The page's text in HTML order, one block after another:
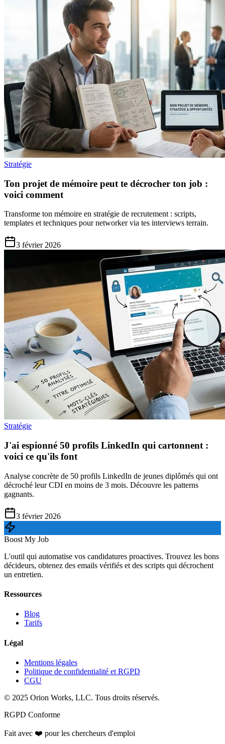
Stratégie
Ton projet de mémoire peut te décrocher ton job :
voici comment
Transforme ton mémoire en stratégie de recrutement : scripts,
templates et techniques pour networker via tes interviews terrain.
3 février 2026
Stratégie
J'ai espionné 50 profils LinkedIn qui cartonnent :
voici ce qu'ils font
Analyse concrète de 50 profils LinkedIn de jeunes diplômés qui ont
décroché leur CDI en moins de 3 mois. Découvre les patterns
gagnants.
3 février 2026
Boost My Job
L'outil qui automatise vos candidatures proactives. Trouvez les bons
décideurs, obtenez des emails vérifiés et des scripts qui décrochent
un entretien.
Ressources
Blog
Tarifs
Légal
Mentions légales
Politique de confidentialité et RGPD
CGU
© 2025 Orion Works, LLC. Tous droits réservés.
RGPD Conforme
Fait avec ❤️ pour les chercheurs d'emploi